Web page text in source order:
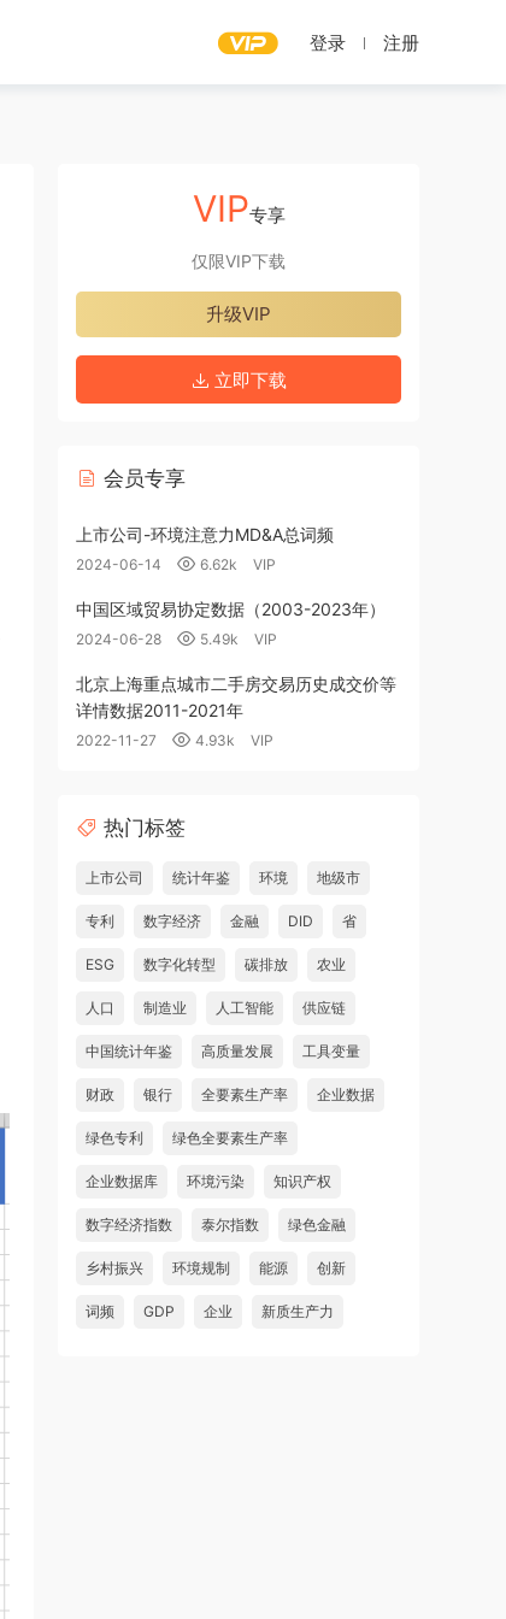
登录 注册
VIP专享
仅限VIP下载
升级VIP
立即下载
会员专享
上市公司-环境注意力MD&A总词频
2024-06-14 6.62k VIP
中国区域贸易协定数据（2003-2023年）
2024-06-28 5.49k VIP
北京上海重点城市二手房交易历史成交价等
详情数据2011-2021年
2022-11-27 4.93k VIP
热门标签
上市公司 统计年鉴 环境 地级市
专利 数字经济 金融 DID 省
ESG 数字化转型 碳排放 农业
人口 制造业 人工智能 供应链
中国统计年鉴 高质量发展 工具变量
财政 银行 全要素生产率 企业数据
绿色专利 绿色全要素生产率
企业数据库 环境污染 知识产权
数字经济指数 泰尔指数 绿色金融
乡村振兴 环境规制 能源 创新
词频 GDP 企业 新质生产力